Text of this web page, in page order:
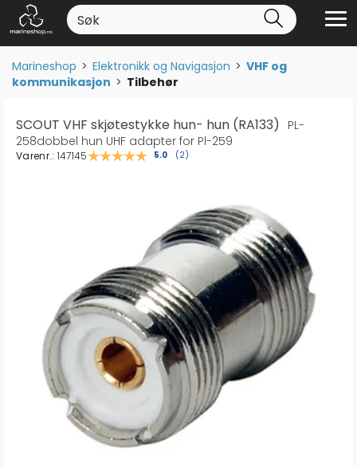
Marineshop>Elektronikk og Navigasjon>VHF og
kommunikasjon>Tilbehør
SCOUT VHF skjøtestykke hun- hun (RA133)
PL-
258dobbel hun UHF adapter for Pl-259
Varenr.: 147145 Gjennomsnittskarakter:
5.0 (stemmer:
2)